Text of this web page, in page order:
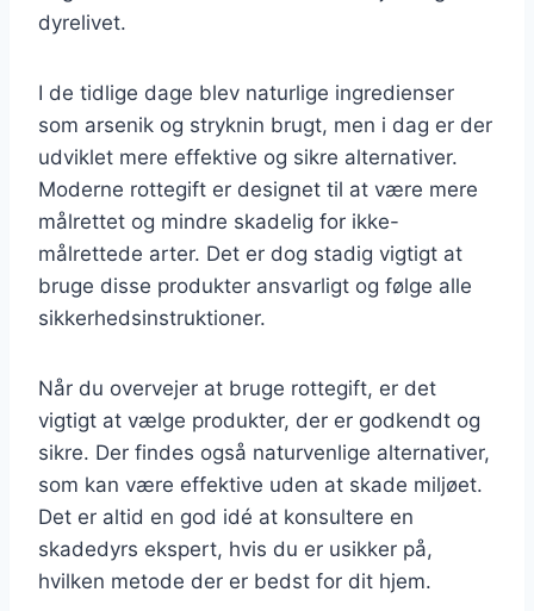
dyrelivet.
I de tidlige dage blev naturlige ingredienser
som arsenik og stryknin brugt, men i dag er der
udviklet mere effektive og sikre alternativer.
Moderne rottegift er designet til at være mere
målrettet og mindre skadelig for ikke-
målrettede arter. Det er dog stadig vigtigt at
bruge disse produkter ansvarligt og følge alle
sikkerhedsinstruktioner.
Når du overvejer at bruge rottegift, er det
vigtigt at vælge produkter, der er godkendt og
sikre. Der findes også naturvenlige alternativer,
som kan være effektive uden at skade miljøet.
Det er altid en god idé at konsultere en
skadedyrs ekspert, hvis du er usikker på,
hvilken metode der er bedst for dit hjem.